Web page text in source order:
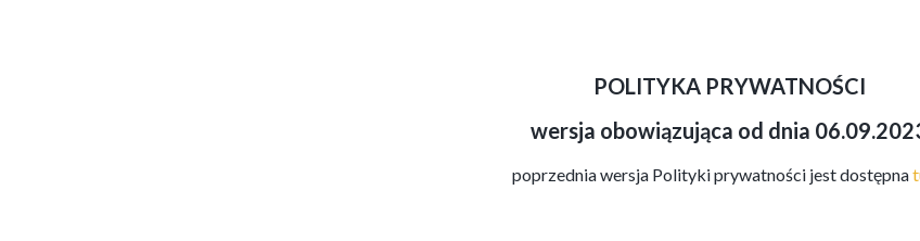
POLITYKA PRYWATNOŚCI
wersja obowiązująca od dnia
poprzednia wersja Polityki prywatności jest dostępna